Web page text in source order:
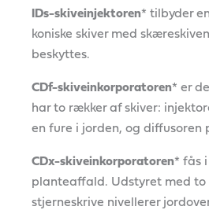
IDs-skiveinjektoren* tilbyder
koniske skiver med
beskyttes.
CDf-skiveinkorporatoren* er
har to rækker af skiver:
en fure i jorden, og
CDx-skiveinkorporatoren* fås
planteaffald. Udstyret med to
stjerneskrive nivellerer